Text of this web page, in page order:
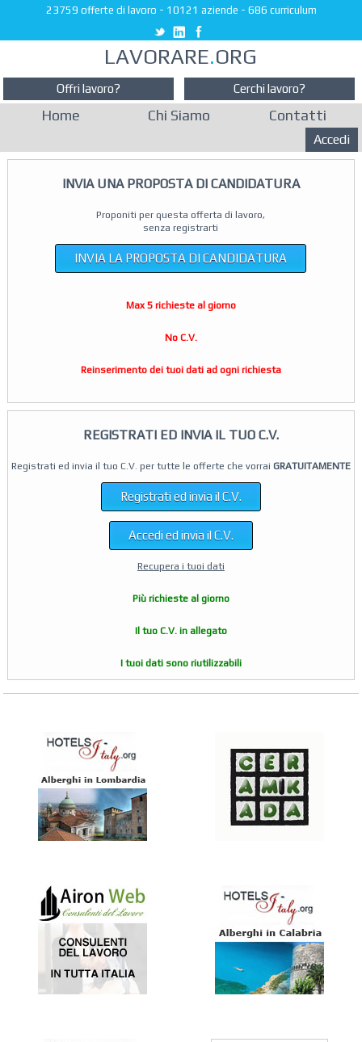
23759 offerte di lavoro - 10121 aziende - 686 curriculum
LAVORARE.ORG
Offri lavoro? Cerchi lavoro?
Home Chi Siamo Contatti
Accedi
INVIA UNA PROPOSTA DI CANDIDATURA
Proponiti per questa offerta di lavoro,
senza registrarti
INVIA LA PROPOSTA DI CANDIDATURA
Max 5 richieste al giorno
No C.V.
Reinserimento dei tuoi dati ad ogni richiesta
REGISTRATI ED INVIA IL TUO C.V.
Registrati ed invia il tuo C.V. per tutte le offerte che vorrai GRATUITAMENTE
Registrati ed invia il C.V.
Accedi ed invia il C.V.
Recupera i tuoi dati
Più richieste al giorno
Il tuo C.V. in allegato
I tuoi dati sono riutilizzabili